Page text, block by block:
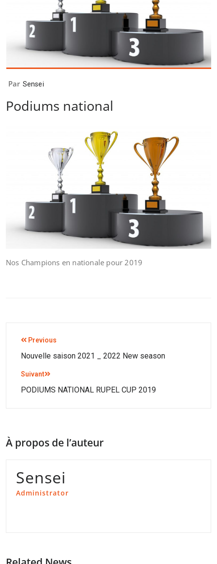
Par Sensei
Podiums national
Nos Champions en nationale pour 2019
Previous
Nouvelle saison 2021 _ 2022 New season
Suivant
PODIUMS NATIONAL RUPEL CUP 2019
À propos de l’auteur
Sensei
Administrator